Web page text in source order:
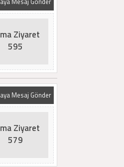
Ziyaret
595
Mesaj Gönder
Ziyaret
579